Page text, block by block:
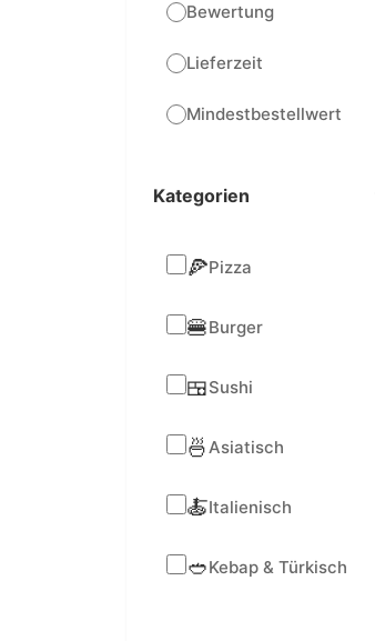
Bewertung
Lieferzeit
Mindestbestellwert
Kategorien
🍕Pizza
🍔Burger
🍱Sushi
🍜Asiatisch
🍝Italienisch
🥙Kebap & Türkisch